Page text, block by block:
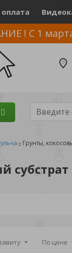
! С 1
Грунты,
субстрат
По цене